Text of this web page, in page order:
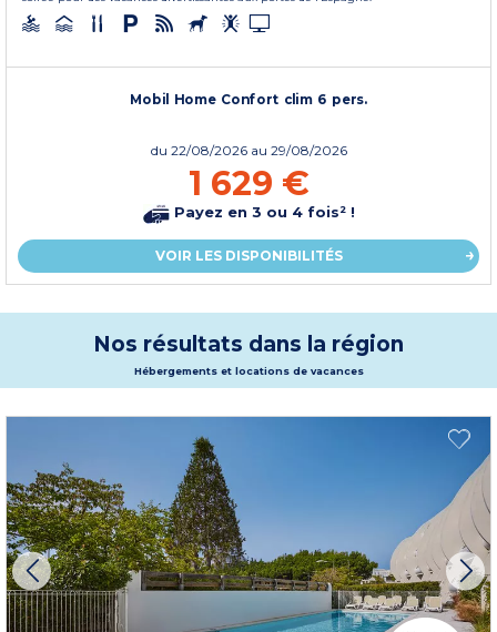
Mobil Home Confort clim 6 pers.
du 22/08/2026 au 29/08/2026
1 629 €
Payez en 3 ou 4 fois² !
VOIR LES DISPONIBILITÉS
Nos résultats dans la région
Hébergements et locations de vacances